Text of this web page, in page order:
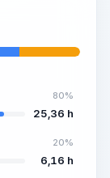
80%
25,36 h
20%
6,16 h